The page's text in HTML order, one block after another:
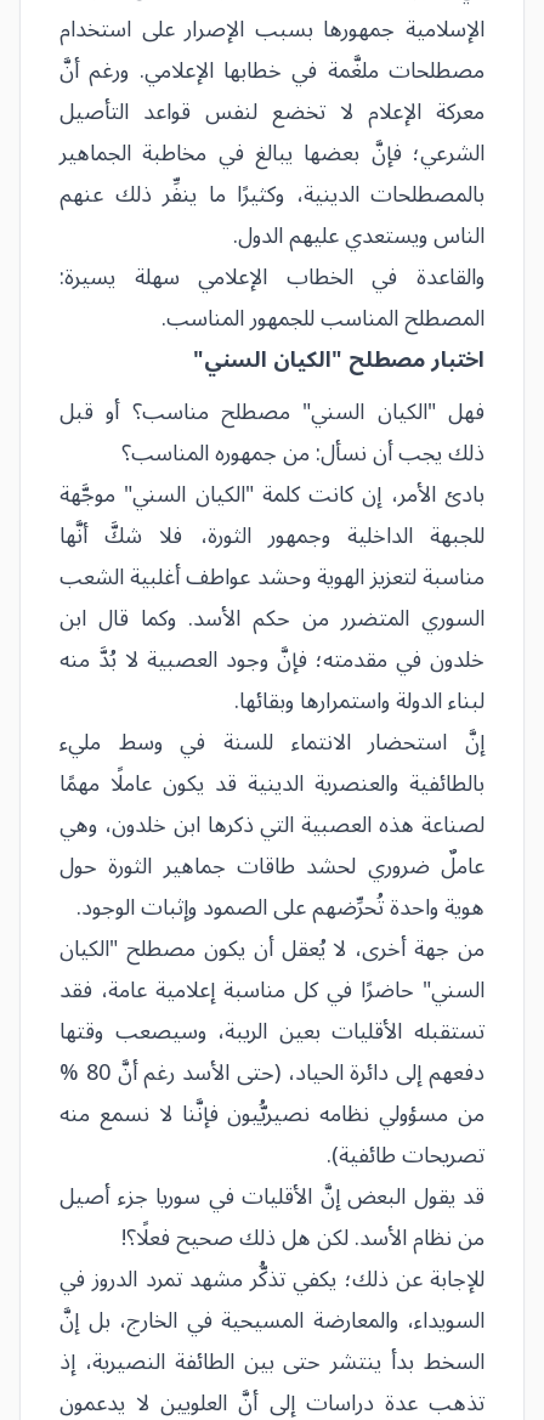
الإسلامية جمهورها بسبب الإصرار على استخدام
مصطلحات ملغَّمة في خطابها الإعلامي. ورغم أنَّ
معركة الإعلام لا تخضع لنفس قواعد التأصيل
الشرعي؛ فإنَّ بعضها يبالغ في مخاطبة الجماهير
بالمصطلحات الدينية، وكثيرًا ما ينفِّر ذلك عنهم
الناس ويستعدي عليهم الدول.
والقاعدة في الخطاب الإعلامي سهلة يسيرة:
المصطلح المناسب للجمهور المناسب.
اختبار مصطلح "الكيان السني"
فهل "الكيان السني" مصطلح مناسب؟ أو قبل
ذلك يجب أن نسأل: من جمهوره المناسب؟
بادئ الأمر، إن كانت كلمة "الكيان السني" موجَّهة
للجبهة الداخلية وجمهور الثورة، فلا شكَّ أنَّها
مناسبة لتعزيز الهوية وحشد عواطف أغلبية الشعب
السوري المتضرر من حكم الأسد. وكما قال ابن
خلدون في مقدمته؛ فإنَّ وجود العصبية لا بُدَّ منه
لبناء الدولة واستمرارها وبقائها.
إنَّ استحضار الانتماء للسنة في وسط مليء
بالطائفية والعنصرية الدينية قد يكون عاملًا مهمًا
لصناعة هذه العصبية التي ذكرها ابن خلدون، وهي
عاملٌ ضروري لحشد طاقات جماهير الثورة حول
هوية واحدة تُحرِّضهم على الصمود وإثبات الوجود.
من جهة أخرى، لا يُعقل أن يكون مصطلح "الكيان
السني" حاضرًا في كل مناسبة إعلامية عامة، فقد
تستقبله الأقليات بعين الريبة، وسيصعب وقتها
دفعهم إلى دائرة الحياد، (حتى الأسد رغم أنَّ 80 %
من مسؤولي نظامه نصيريُّيون فإنَّنا لا نسمع منه
تصريحات طائفية).
قد يقول البعض إنَّ الأقليات في سوريا جزء أصيل
من نظام الأسد. لكن هل ذلك صحيح فعلًا؟!
للإجابة عن ذلك؛ يكفي تذكُّر مشهد تمرد الدروز في
السويداء، والمعارضة المسيحية في الخارج، بل إنَّ
السخط بدأ ينتشر حتى بين الطائفة النصيرية، إذ
تذهب عدة دراسات إلى أنَّ العلويين لا يدعمون